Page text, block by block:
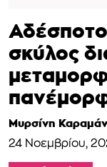
σκύλος
Μυρσίνη
24 Νοεμβρίου,